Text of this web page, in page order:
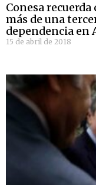
Conesa
más de una
dependencia en
15 de abril de 2018